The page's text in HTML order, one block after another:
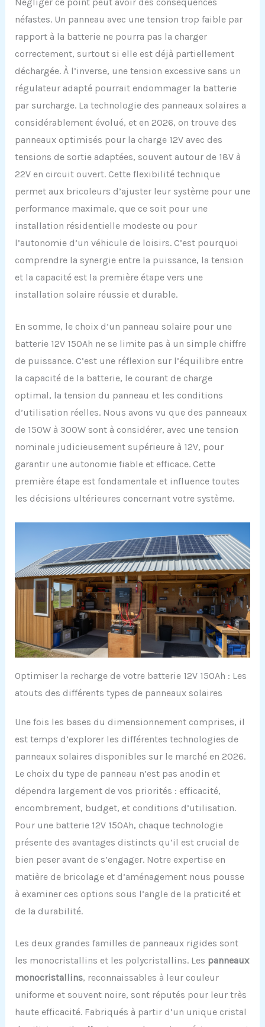
néfastes. Un panneau avec une tension trop faible par
rapport à la batterie ne pourra pas la charger
correctement, surtout si elle est déjà partiellement
déchargée. À l’inverse, une tension excessive sans un
régulateur adapté pourrait endommager la batterie
par surcharge. La technologie des panneaux solaires a
considérablement évolué, et en 2026, on trouve des
panneaux optimisés pour la charge 12V avec des
tensions de sortie adaptées, souvent autour de 18V à
22V en circuit ouvert. Cette flexibilité technique
permet aux bricoleurs d’ajuster leur système pour une
performance maximale, que ce soit pour une
installation résidentielle modeste ou pour
l’autonomie d’un véhicule de loisirs. C’est pourquoi
comprendre la synergie entre la puissance, la tension
et la capacité est la première étape vers une
installation solaire réussie et durable.
En somme, le choix d’un panneau solaire pour une
batterie 12V 150Ah ne se limite pas à un simple chiffre
de puissance. C’est une réflexion sur l’équilibre entre
la capacité de la batterie, le courant de charge
optimal, la tension du panneau et les conditions
d’utilisation réelles. Nous avons vu que des panneaux
de 150W à 300W sont à considérer, avec une tension
nominale judicieusement supérieure à 12V, pour
garantir une autonomie fiable et efficace. Cette
première étape est fondamentale et influence toutes
les décisions ultérieures concernant votre système.
Optimiser la recharge de votre batterie 12V 150Ah : Les
atouts des différents types de panneaux solaires
Une fois les bases du dimensionnement comprises, il
est temps d’explorer les différentes technologies de
panneaux solaires disponibles sur le marché en 2026.
Le choix du type de panneau n’est pas anodin et
dépendra largement de vos priorités : efficacité,
encombrement, budget, et conditions d’utilisation.
Pour une batterie 12V 150Ah, chaque technologie
présente des avantages distincts qu’il est crucial de
bien peser avant de s’engager. Notre expertise en
matière de bricolage et d’aménagement nous pousse
à examiner ces options sous l’angle de la praticité et
de la durabilité.
Les deux grandes familles de panneaux rigides sont
les monocristallins et les polycristallins. Les panneaux
monocristallins, reconnaissables à leur couleur
uniforme et souvent noire, sont réputés pour leur très
haute efficacité. Fabriqués à partir d’un unique cristal